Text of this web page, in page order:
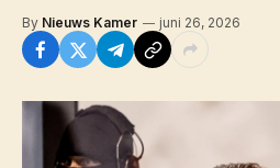
By Nieuws Kamer juni 26, 2026